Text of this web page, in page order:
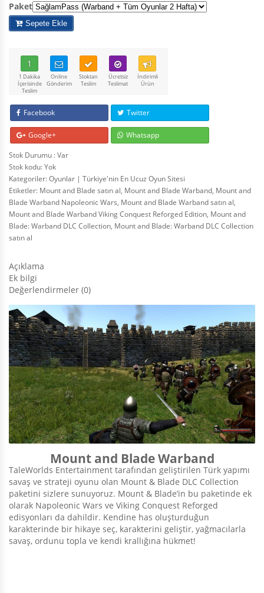
Paket
Sepete Ekle
1
1 Dakika
İçerisinde
Teslim
Online
Gönderim
Stoktan
Teslim
Ücretsiz
Teslimat
İndirimli
Ürün
Facebook Twitter
Google+
Whatsapp
Stok Durumu : Var
Stok kodu:Yok
Kategoriler:Oyunlar | Türkiye'nin En Ucuz Oyun Sitesi
Etiketler: Mount and Blade satın al, Mount and Blade Warband, Mount and
Blade Warband Napoleonic Wars, Mount and Blade Warband satın al,
Mount and Blade Warband Viking Conquest Reforged Edition, Mount and
Blade: Warband DLC Collection, Mount and Blade: Warband DLC Collection
satın al
Açıklama
Ek bilgi
Değerlendirmeler (0)
Mount and Blade Warband
TaleWorlds Entertainment tarafından geliştirilen Türk yapımı
savaş ve strateji oyunu olan Mount & Blade DLC Collection
paketini sizlere sunuyoruz. Mount & Blade’in bu paketinde ek
olarak Napoleonic Wars ve Viking Conquest Reforged
edisyonları da dahildir. Kendine has oluşturduğun
karakterinde bir hikaye seç, karakterini geliştir, yağmacılarla
savaş, ordunu topla ve kendi krallığına hükmet!